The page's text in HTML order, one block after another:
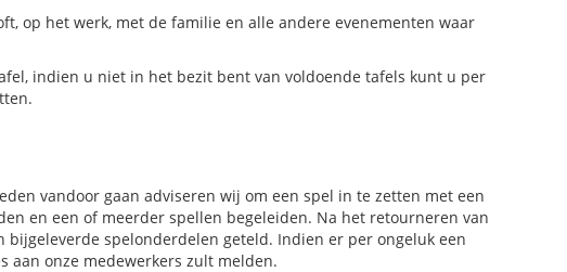
op het werk, met de familie en alle andere evenementen waar
indien u niet in het bezit bent van voldoende tafels kunt u per
vandoor gaan adviseren wij om een spel in te zetten met een
en een of meerder spellen begeleiden. Na het retourneren van
spelonderdelen geteld. Indien er per ongeluk een
aan onze medewerkers zult melden.